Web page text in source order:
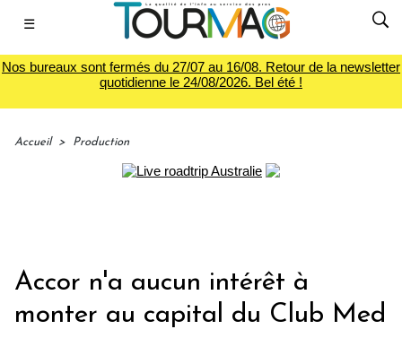
☰
Nos bureaux sont fermés du 27/07 au 16/08. Retour de la newsletter
quotidienne le 24/08/2026. Bel été !
Accueil > Production
Accor n'a aucun intérêt à
monter au capital du Club Med